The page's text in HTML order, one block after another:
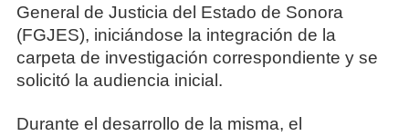
General de Justicia del Estado de Sonora
(FGJES), iniciándose la integración de la
carpeta de investigación correspondiente y se
solicitó la audiencia inicial.
Durante el desarrollo de la misma, el